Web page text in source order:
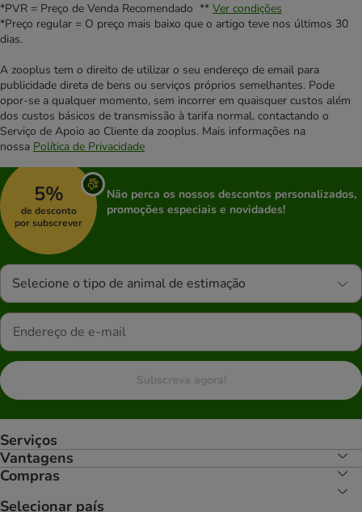
*PVR = Preço de Venda Recomendado ** Ver condições
*Preço regular = O preço mais baixo que o artigo teve nos últimos 30
dias.
A zooplus tem o direito de utilizar o seu endereço de email para
publicidade direta de bens ou serviços próprios semelhantes. Pode
opor-se a qualquer momento, sem incorrer em quaisquer custos além
dos custos básicos de transmissão à tarifa normal, contactando o
Serviço de Apoio ao Cliente da zooplus. Mais informações na
nossa Política de Privacidade
5%
de desconto
por subscrever
Não perca os nossos descontos personalizados,
promoções especiais e novidades!
Selecione o tipo de animal de estimação
Subscreva agora!
Serviços
Vantagens
Compras
Selecionar país